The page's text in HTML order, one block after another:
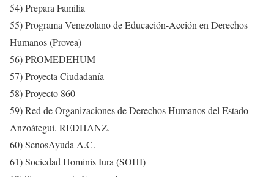
54) Prepara Familia
55) Programa Venezolano de Educación-Acción en Derechos
Humanos (Provea)
56) PROMEDEHUM
57) Proyecta Ciudadanía
58) Proyecto 860
59) Red de Organizaciones de Derechos Humanos del Estado
Anzoátegui. REDHANZ.
60) SenosAyuda A.C.
61) Sociedad Hominis Iura (SOHI)